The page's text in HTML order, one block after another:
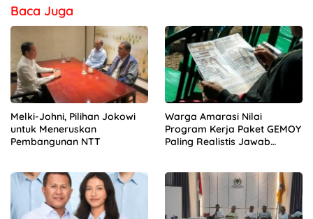
Baca Juga
Melki-Johni, Pilihan Jokowi
untuk Meneruskan
Pembangunan NTT
Warga Amarasi Nilai
Program Kerja Paket GEMOY
Paling Realistis Jawab